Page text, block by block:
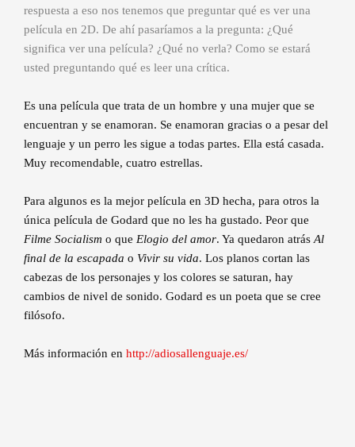
respuesta a eso nos tenemos que preguntar qué es ver una
película en 2D. De ahí pasaríamos a la pregunta: ¿Qué
significa ver una película? ¿Qué no verla? Como se estará
usted preguntando qué es leer una crítica.
Es una película que trata de un hombre y una mujer que se
encuentran y se enamoran. Se enamoran gracias o a pesar del
lenguaje y un perro les sigue a todas partes. Ella está casada.
Muy recomendable, cuatro estrellas.
Para algunos es la mejor película en 3D hecha, para otros la
única película de Godard que no les ha gustado. Peor que
Filme Socialism o que Elogio del amor. Ya quedaron atrásAl
final de la escapada o Vivir su vida. Los planos cortan las
cabezas de los personajes y los colores se saturan, hay
cambios de nivel de sonido. Godard es un poeta que se cree
filósofo.
Más información en http://adiosallenguaje.es/